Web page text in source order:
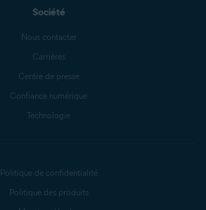
Société
Nous contacter
Carrières
Centre de presse
Confiance numérique
Technologie
Politique de confidentialité
Politique des produits